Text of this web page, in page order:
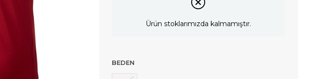
Ürün stoklarımızda kalmamıştır.
BEDEN